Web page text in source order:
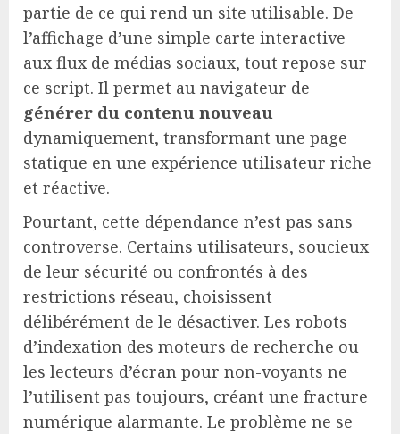
partie de ce qui rend un site utilisable. De
l’affichage d’une simple carte interactive
aux flux de médias sociaux, tout repose sur
ce script. Il permet au navigateur de
générer du contenu nouveau
dynamiquement, transformant une page
statique en une expérience utilisateur riche
et réactive.
Pourtant, cette dépendance n’est pas sans
controverse. Certains utilisateurs, soucieux
de leur sécurité ou confrontés à des
restrictions réseau, choisissent
délibérément de le désactiver. Les robots
d’indexation des moteurs de recherche ou
les lecteurs d’écran pour non-voyants ne
l’utilisent pas toujours, créant une fracture
numérique alarmante. Le problème ne se